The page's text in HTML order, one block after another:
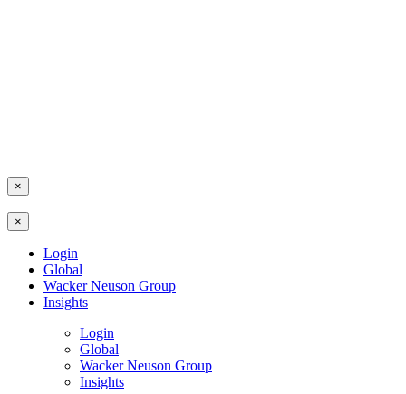
×
×
Login
Global
Wacker Neuson Group
Insights
Login
Global
Wacker Neuson Group
Insights